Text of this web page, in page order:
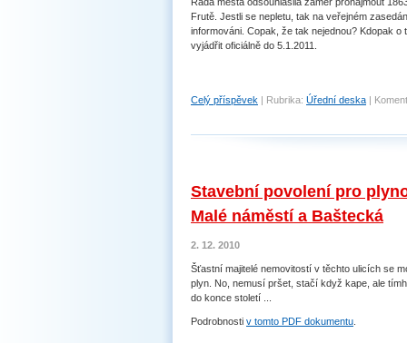
Frutě. Jestli se nepletu, tak na veřejném
informováni. Copak, že tak nejednou? Kdopak o
vyjádřit oficiálně do 5.1.2011.
Celý příspěvek | Rubrika: Úřední deska |
Stavební povolení pro
Malé náměstí a Baštecká
2. 12. 2010
Šťastní majitelé nemovitostí v těchto ulicích se
plyn. No, nemusí pršet, stačí když kape, ale
do konce století ...
Podrobnosti v tomto PDF dokumentu